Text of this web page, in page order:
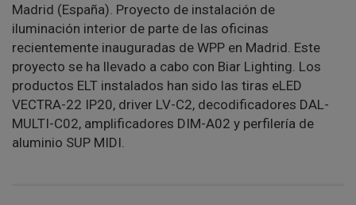
Madrid (España). Proyecto de instalación de
iluminación interior de parte de las oficinas
recientemente inauguradas de WPP en Madrid. Este
proyecto se ha llevado a cabo con Biar Lighting. Los
productos ELT instalados han sido las tiras eLED
VECTRA-22 IP20, driver LV-C2, decodificadores DAL-
MULTI-C02, amplificadores DIM-A02 y perfilería de
aluminio SUP MIDI.